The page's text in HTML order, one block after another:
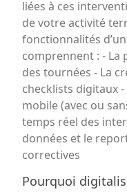
liées à ces
de votre activité
fonctionnalités
comprennent : - La
des tournées - La
checklists digitaux
mobile (avec ou
temps réel des
données et le
correctives
Pourquoi